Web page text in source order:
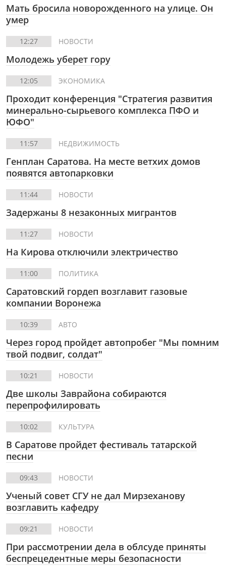
Мать бросила новорожденного на улице. Он
умер
12:27 НОВОСТИ
Молодежь уберет гору
12:05 ЭКОНОМИКА
Проходит конференция "Стратегия развития
минерально-сырьевого комплекса ПФО и
ЮФО"
11:57 НЕДВИЖИМОСТЬ
Генплан Саратова. На месте ветхих домов
появятся автопарковки
11:44 НОВОСТИ
Задержаны 8 незаконных мигрантов
11:27 НОВОСТИ
На Кирова отключили электричество
11:00 ПОЛИТИКА
Саратовский гордеп возглавит газовые
компании Воронежа
10:39 АВТО
Через город пройдет автопробег "Мы помним
твой подвиг, солдат"
10:21 НОВОСТИ
Две школы Заврайона собираются
перепрофилировать
10:02 КУЛЬТУРА
В Саратове пройдет фестиваль татарской
песни
09:43 НОВОСТИ
Ученый совет СГУ не дал Мирзеханову
возглавить кафедру
09:21 НОВОСТИ
При рассмотрении дела в облсуде приняты
беспрецедентные меры безопасности